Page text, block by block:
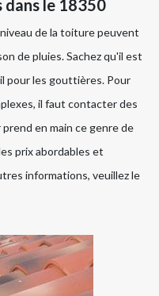
dans le 18350
de la toiture peuvent
de pluies. Sachez qu'il est
pour les gouttières. Pour
il faut contacter des
en main ce genre de
prix abordables et
informations, veuillez le